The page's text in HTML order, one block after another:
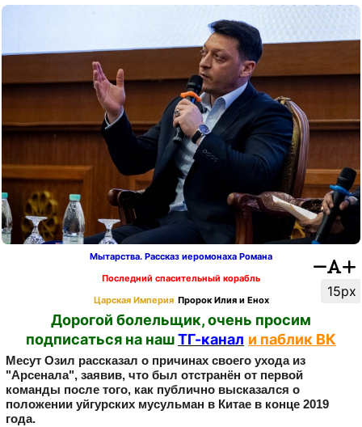
15px
Мытарства. Рассказ иеромонаха Романа
Последний спасительный корабль
Царская Империя Пророк Илия и Енох
Дорогой болельщик, очень просим
подписаться на нашТГ-канал и паблик ВК
Месут Озил рассказал о причинах своего ухода из
"Арсенала", заявив, что был отстранён от первой
команды после того, как публично высказался о
положении уйгурских мусульман в Китае в конце 2019
года.